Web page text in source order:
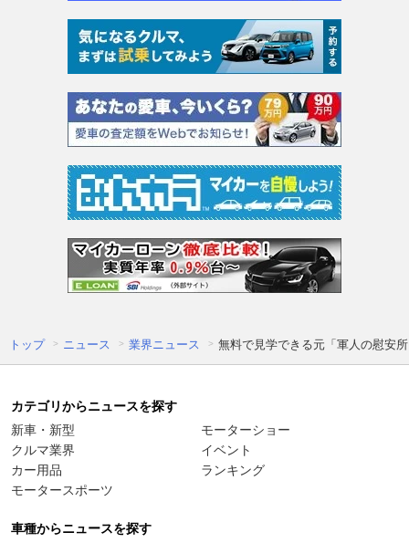
トップ ニュース 業界ニュース 無料で見学できる元「軍人の慰安
カテゴリからニュースを探す
新車・新型
クルマ業界
カー用品
モータースポーツ
モーターショー
イベント
ランキング
車種からニュースを探す